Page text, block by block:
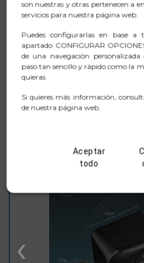
FICHA TÉCNICA
.ZIP FOTOGRAFIAS
TAMBIÉN TE PUEDE
‹
son nuestras y otras pertenecen a
servicios para nuestra página web.
Puedes configurarlas en base a
apartado CONFIGURAR
de una navegación
paso tan sencillo y rápido como la
quieras.
Si quieres más información,
de nuestra página web.
Aceptar
todo